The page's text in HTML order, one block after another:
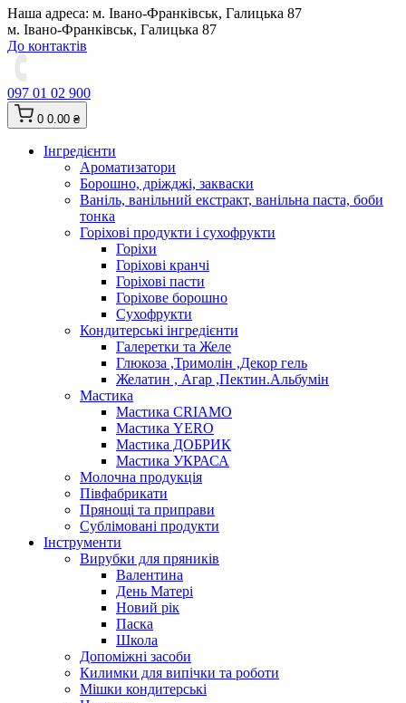
Наша адреса: м. Івано-Франківськ, Галицька 87
м. Івано-Франківськ, Галицька 87
До контактів
097 01 02 900
0 0.00 ₴
Інгредієнти
Ароматизатори
Борошно, дріжджі, закваски
Ваніль, ванільний екстракт, ванільна паста, боби
тонка
Горіхові продукти і сухофрукти
Горіхи
Горіхові кранчі
Горіхові пасти
Горіхове борошно
Сухофрукти
Кондитерські інгредієнти
Галеретки та Желе
Глюкоза ,Тримолін ,Декор гель
Желатин , Агар ,Пектин.Альбумін
Мастика
Мастика CRIAMO
Мастика YERO
Мастика ДОБРИК
Мастика УКРАСА
Молочна продукція
Півфабрикати
Прянощі та приправи
Сублімовані продукти
Інструменти
Вирубки для пряників
Валентина
День Матері
Новий рік
Паска
Школа
Допоміжні засоби
Килимки для випічки та роботи
Мішки кондитерські